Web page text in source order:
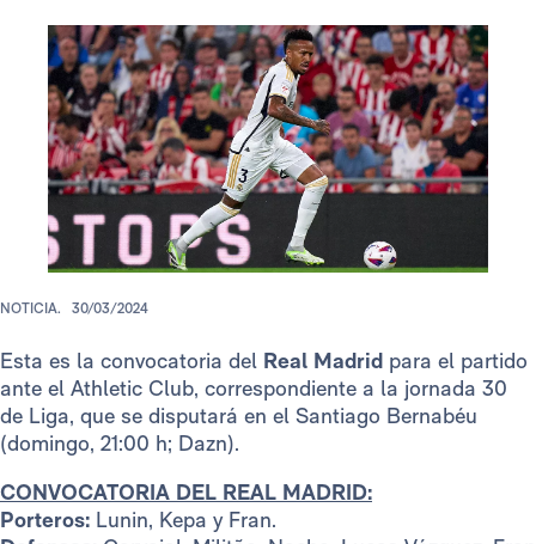
NOTICIA. 30/03/2024
Esta es la convocatoria del Real Madrid para el partido
ante el Athletic Club, correspondiente a la jornada 30
de Liga, que se disputará en el Santiago Bernabéu
(domingo, 21:00 h; Dazn).
CONVOCATORIA DEL REAL MADRID:
Porteros: Lunin, Kepa y Fran.